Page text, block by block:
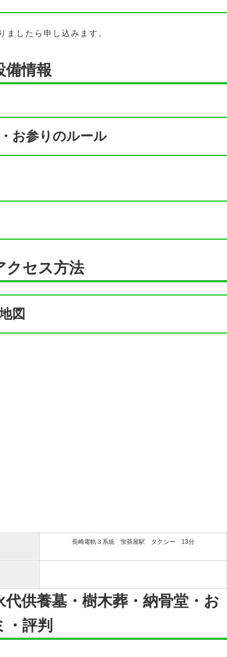
ましたら申し込みます。
備情報
お参りのルール
クセス方法
図
長崎電軌３系統 蛍茶屋駅 タクシー 13分
供養墓・樹木葬・納骨堂・お
・評判